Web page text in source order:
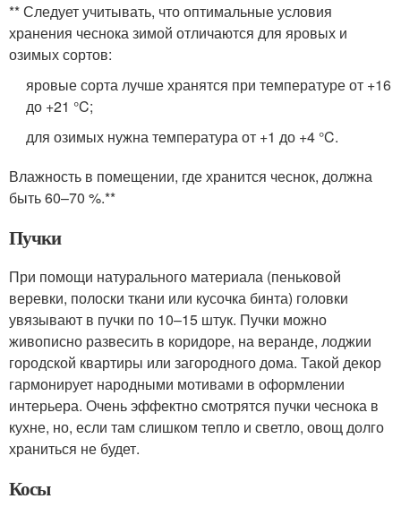
** Следует учитывать, что оптимальные условия
хранения чеснока зимой отличаются для яровых и
озимых сортов:
яровые сорта лучше хранятся при температуре от +16
до +21 °C;
для озимых нужна температура от +1 до +4 °C.
Влажность в помещении, где хранится чеснок, должна
быть 60–70 %.**
Пучки
При помощи натурального материала (пеньковой
веревки, полоски ткани или кусочка бинта) головки
увязывают в пучки по 10–15 штук. Пучки можно
живописно развесить в коридоре, на веранде, лоджии
городской квартиры или загородного дома. Такой декор
гармонирует народными мотивами в оформлении
интерьера. Очень эффектно смотрятся пучки чеснока в
кухне, но, если там слишком тепло и светло, овощ долго
храниться не будет.
Косы